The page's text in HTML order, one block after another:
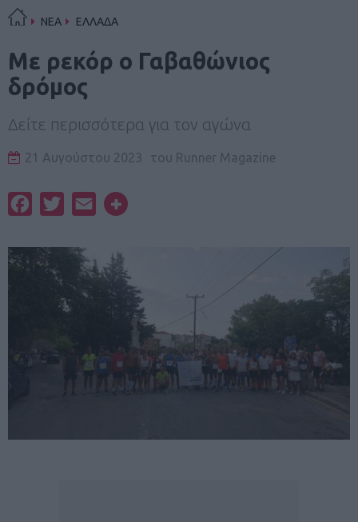
ΝΕΑ ΕΛΛΑΔΑ
Με ρεκόρ ο Γαβαθώνιος
δρόμος
Δείτε περισσότερα για τον αγώνα
21 Αυγούστου 2023 του Runner Magazine
FacebookTwitterEmail